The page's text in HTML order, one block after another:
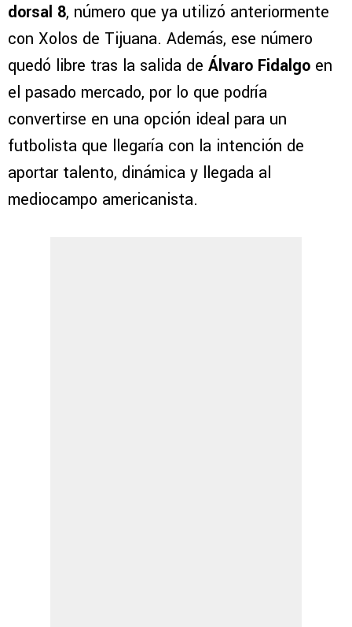
dorsal 8, número que ya utilizó anteriormente
con Xolos de Tijuana. Además, ese número
quedó libre tras la salida de Álvaro Fidalgo en
el pasado mercado, por lo que podría
convertirse en una opción ideal para un
futbolista que llegaría con la intención de
aportar talento, dinámica y llegada al
mediocampo americanista.